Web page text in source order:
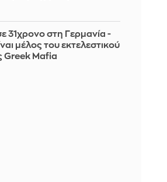
31χρονο στη Γερμανία -
μέλος του εκτελεστικού
Greek Mafia